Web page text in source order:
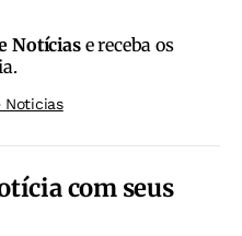
Notíciase receba os
Noticias
com seus